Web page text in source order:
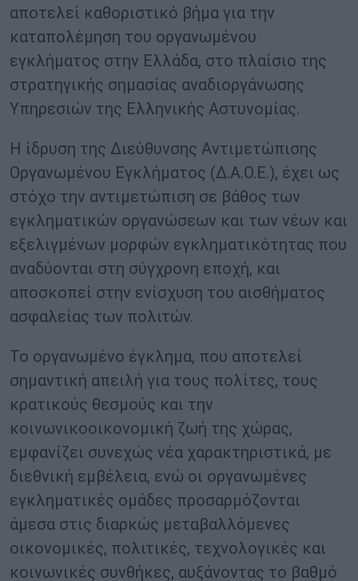
αποτελεί καθοριστικό βήμα για την
καταπολέμηση του οργανωμένου
εγκλήματος στην Ελλάδα, στο πλαίσιο της
στρατηγικής σημασίας αναδιοργάνωσης
Υπηρεσιών της Ελληνικής Αστυνομίας.
Η ίδρυση της Διεύθυνσης Αντιμετώπισης
Οργανωμένου Εγκλήματος (Δ.Α.Ο.Ε.), έχει ως
στόχο την αντιμετώπιση σε βάθος των
εγκληματικών οργανώσεων και των νέων και
εξελιγμένων μορφών εγκληματικότητας που
αναδύονται στη σύγχρονη εποχή, και
αποσκοπεί στην ενίσχυση του αισθήματος
ασφαλείας των πολιτών.
Το οργανωμένο έγκλημα, που αποτελεί
σημαντική απειλή για τους πολίτες, τους
κρατικούς θεσμούς και την
κοινωνικοοικονομική ζωή της χώρας,
εμφανίζει συνεχώς νέα χαρακτηριστικά, με
διεθνική εμβέλεια, ενώ οι οργανωμένες
εγκληματικές ομάδες προσαρμόζονται
άμεσα στις διαρκώς μεταβαλλόμενες
οικονομικές, πολιτικές, τεχνολογικές και
κοινωνικές συνθήκες, αυξάνοντας το βαθμό